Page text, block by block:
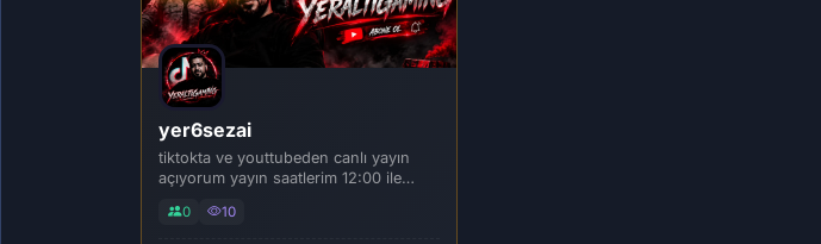
yer6sezai
tiktokta ve youttubeden canlı yayın
açıyorum yayın saatlerim 12:00 ile
0 10